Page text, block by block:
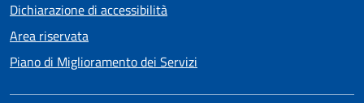
Dichiarazione di accessibilità
Area riservata
Piano di Miglioramento dei Servizi